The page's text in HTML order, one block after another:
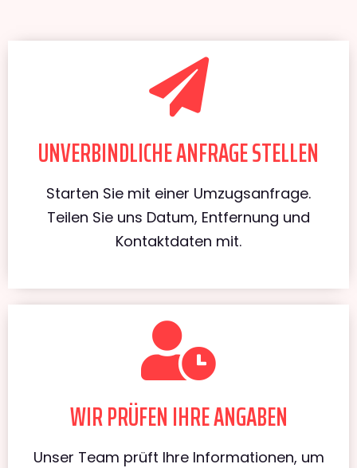
UNVERBINDLICHE ANFRAGE STELLEN
Starten Sie mit einer Umzugsanfrage.
Teilen Sie uns Datum, Entfernung und
Kontaktdaten mit.
WIR PRÜFEN IHRE ANGABEN
Unser Team prüft Ihre Informationen, um